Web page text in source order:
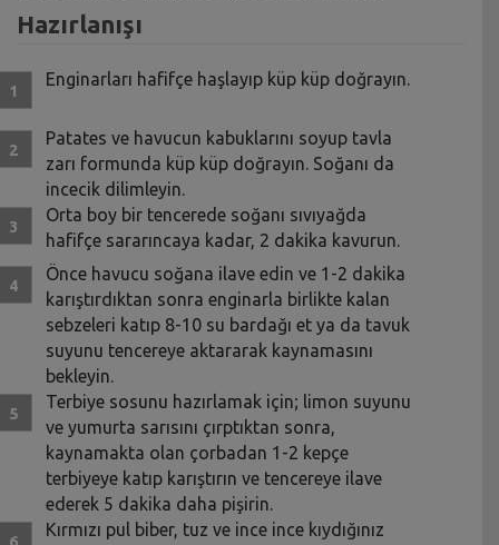
Hazırlanışı
Enginarları hafifçe haşlayıp küp küp doğrayın.
Patates ve havucun kabuklarını soyup tavla
zarı formunda küp küp doğrayın. Soğanı da
incecik dilimleyin.
Orta boy bir tencerede soğanı sıvıyağda
hafifçe sararıncaya kadar, 2 dakika kavurun.
Önce havucu soğana ilave edin ve 1-2 dakika
karıştırdıktan sonra enginarla birlikte kalan
sebzeleri katıp 8-10 su bardağı et ya da tavuk
suyunu tencereye aktararak kaynamasını
bekleyin.
Terbiye sosunu hazırlamak için; limon suyunu
ve yumurta sarısını çırptıktan sonra,
kaynamakta olan çorbadan 1-2 kepçe
terbiyeye katıp karıştırın ve tencereye ilave
ederek 5 dakika daha pişirin.
Kırmızı pul biber, tuz ve ince ince kıydığınız